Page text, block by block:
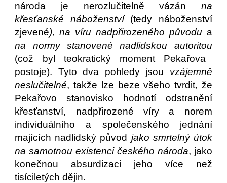
národa je nerozlučitelně vázán na
křesťanské náboženství(tedy náboženství
zjevené), na víru nadpřirozeného původu a
na normy stanovené nadlidskou autoritou
(což byl teokratický moment Pekařova
postoje). Tyto dva pohledy jsou vzájemně
neslučitelné, takže lze beze všeho tvrdit, že
Pekařovo stanovisko hodnotí odstranění
křesťanství, nadpřirozené víry a norem
individuálního a společenského jednání
majících nadlidský původ jako smrtelný útok
na samotnou existenci českého národa, jako
konečnou absurdizaci jeho více než
tisíciletých dějin.